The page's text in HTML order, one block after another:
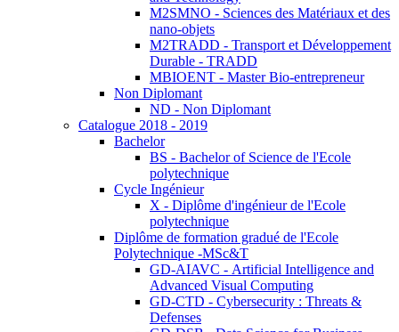
M2SMNO - Sciences des Matériaux et des
nano-objets
M2TRADD - Transport et Développement
Durable - TRADD
MBIOENT - Master Bio-entrepreneur
Non Diplomant
ND - Non Diplomant
Catalogue 2018 - 2019
Bachelor
BS - Bachelor of Science de l'Ecole
polytechnique
Cycle Ingénieur
X - Diplôme d'ingénieur de l'Ecole
polytechnique
Diplôme de formation gradué de l'Ecole
Polytechnique -MSc&T
GD-AIAVC - Artificial Intelligence and
Advanced Visual Computing
GD-CTD - Cybersecurity : Threats &
Defenses